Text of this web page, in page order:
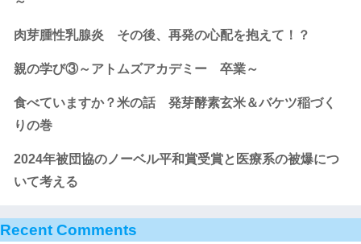
肉芽腫性乳腺炎 その後、再発の心配を抱えて！？
親の学び③～アトムズアカデミー 卒業～
食べていますか？米の話 発芽酵素玄米＆バケツ稲づく
りの巻
2024年被団協のノーベル平和賞受賞と医療系の被爆につ
いて考える
Recent Comments